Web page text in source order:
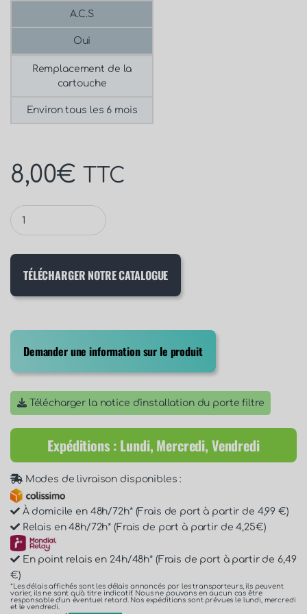
A.C.S
Oui
Remplacement de la
cartouche
Environ tous les 6 mois
8,00€ TTC
TÉLÉCHARGER NOTRE CATALOGUE
Demander une information sur le produit
Télécharger la notice d'installation du porte filtre
Expéditions : Lundi, Mercredi, Vendredi
Modes de livraison disponibles :
À domicile en 48h/72h* (Frais de port à partir de 4,99 €)
Relais en 48h/72h* (Frais de port à partir de 4,25€)
En point relais en 24h/48h* (Frais de port à partir de 6,49
€)
*Les délais affichés sont les délais annoncés par les transporteurs, ils peuvent
varier, ils ne sont qu'à titre indicatif. Nous ne pouvons en aucun cas être
responsable d'un éventuel retard. Nos expéditions sont prévues le lundi, mercredi
et le vendredi.